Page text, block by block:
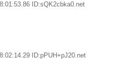
ID:sQK2cbka0.net
ID:pPUH+pJ20.net